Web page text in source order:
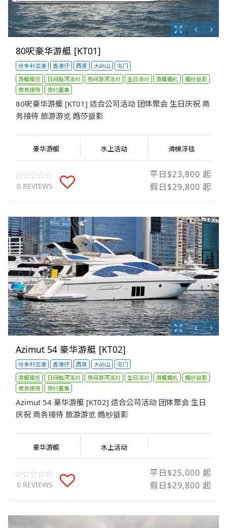
80呎豪华游艇 [KT01]
维多利亚港 香港仔 西貢 大屿山
屯门
游艇租赁
日间船河派对 夜间游河派对 生日派对 游艇婚礼
婚纱摄影
商务接待
夜钓墨鱼
80呎豪华游艇 [KT01] 适合公司活动 团体聚会 生日庆祝 商
务接待 旅游游览 婚莎摄影
豪华游艇 水上活动 滑梯浮毯
0 REVIEWS
平日$23,800 起
假日$29,800 起
Azimut 54 豪华游艇 [KT02]
维多利亚港 香港仔 西貢 大屿山
屯门
游艇租赁
日间船河派对 夜间游河派对 生日派对 游艇婚礼
婚纱摄影
商务接待
夜钓墨鱼
Azimut 54 豪华游艇 [KT02] 适合公司活动 团体聚会 生日
庆祝 商务接待 旅游游览 婚纱摄影
豪华游艇 水上活动
0 REVIEWS
平日$25,000 起
假日$29,800 起